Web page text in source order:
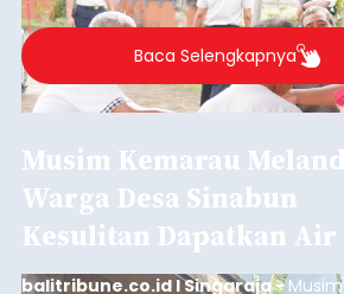
Baca Selengkapnya
Musim Kemarau
Warga Desa Sinabun
Kesulitan Dapatkan
balitribune.co.id I Singaraja -